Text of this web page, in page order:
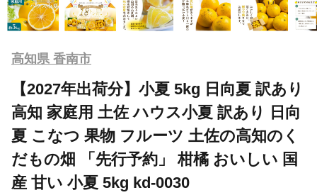
高知県 香南市
【2027年出荷分】小夏 5kg 日向夏 訳あり
高知 家庭用 土佐 ハウス小夏 訳あり 日向
夏 こなつ 果物 フルーツ 土佐の高知のく
だもの畑 「先行予約」 柑橘 おいしい 国
産 甘い 小夏 5kg kd-0030